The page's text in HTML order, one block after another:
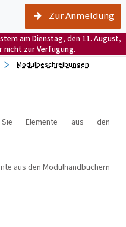
Zur Anmeldung
am Dienstag, den 11. August,
nicht zur Verfügung.
Modulbeschreibungen
Elemente aus den
aus den Modulhandbüchern